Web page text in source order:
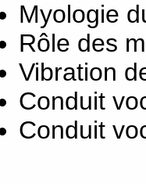
Myologie
Rôle des
Vibration
Conduit
Conduit